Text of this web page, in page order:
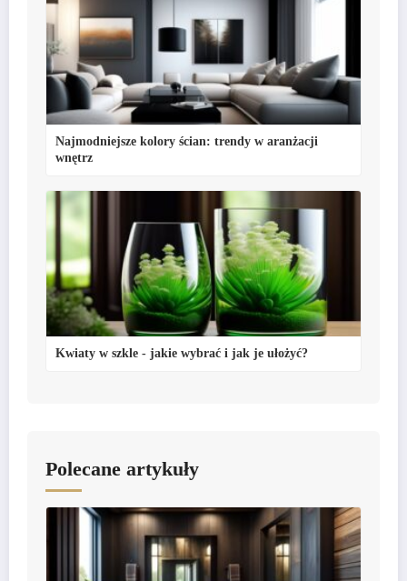
Najmodniejsze kolory ścian: trendy w aranżacji
wnętrz
Kwiaty w szkle - jakie wybrać i jak je ułożyć?
Polecane artykuły